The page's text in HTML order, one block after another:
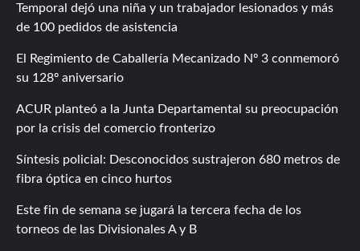
Temporal dejó una niña y un trabajador lesionados y más
de 100 pedidos de asistencia
El Regimiento de Caballería Mecanizado Nº 3 conmemoró
su 128º aniversario
ACUR planteó a la Junta Departamental su preocupación
por la crisis del comercio fronterizo
Síntesis policial: Desconocidos sustrajeron 680 metros de
fibra óptica en cinco hurtos
Este fin de semana se jugará la tercera fecha de los
torneos de las Divisionales A y B